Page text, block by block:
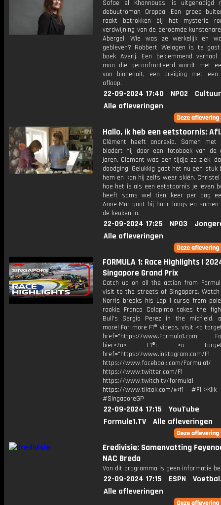
Safae el Khannoussi is uitgenodigd
debuutroman Oroppa. Een groep
raakt betrokken bij het mysterie
verdwijning van de beroemde
Abergel. Wie was ze werkelijk en
gebleven? Robbert Welagen is te
boek Averij. Een beklemmend
man die geconfronteerd wordt met
van binnenuit, een dreiging met een
afloop.
22-09-2024 17:40 NPO2
Alle afleveringen
Hallo, ik heb een eetstoornis:
Clément heeft anorexia. Samen met
bladert hij door een fotoboek van de
jaren. Clément was een tijdje zo ziek,
doodging. Gelukkig gaat het nu een stuk
hem en kan hij zelfs weer skiën.
hoe het is als een eetstoornis je leven
heeft soms wel tien keer per dag
Anne-Mar gaat bij haar langs en samen
de keuken in.
22-09-2024 17:25 NPO3
Alle afleveringen
FORMULA 1: Race Highlights |
Singapore Grand Prix
Catch up on all the action from
visit to the streets of Singapore. Watch
Norris breaks his Lap 1 curse from
rookie Franco Colapinto takes the
Bull's Sergio Perez in the midfield,
more! For more F1® videos, visit <a
href="https://www.Formula1.com
hier</a> F1®: <a
href="https://www.instagram.com/F1
https://www.facebook.com/Formula1/
https://www.twitter.com/F1
https://www.twitch.tv/formula1
https://www.tiktok.com/@f1
#SingaporeGP
22-09-2024 17:15
YouTube
Formule1.TV
Alle afleveringen
Eredivisie: Samenvatting
NAC Breda
Van dit programma is geen informatie
22-09-2024 17:15 ESPN
Alle afleveringen